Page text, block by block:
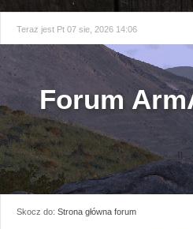
Teraz jest Pt 07 sie, 2026 14:06
Forum
Skocz do: Strona główna forum